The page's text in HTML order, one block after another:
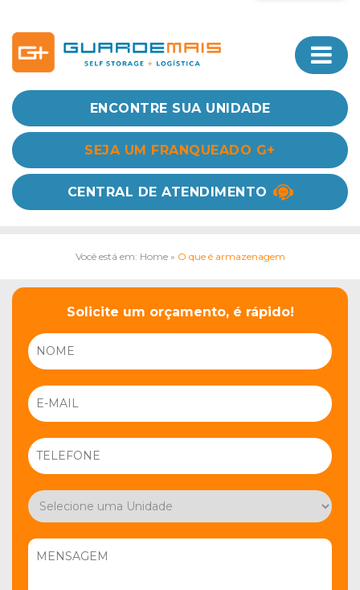
ENCONTRE SUA UNIDADE
SEJA UM FRANQUEADO G+
CENTRAL DE ATENDIMENTO
Você está em: Home» O que é armazenagem
Solicite um orçamento, é rápido!